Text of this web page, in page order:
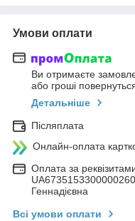
Умови оплати
Ви отримаєте
або гроші
Детальніше
Післяплата
Онлайн-оплата
Оплата за
Геннадієвна
Всі умови оплати